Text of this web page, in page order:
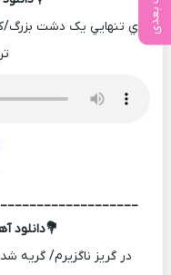
توي تنهايي يک دشت
💐دانلود
در گریز ناگزیرم/ گریه